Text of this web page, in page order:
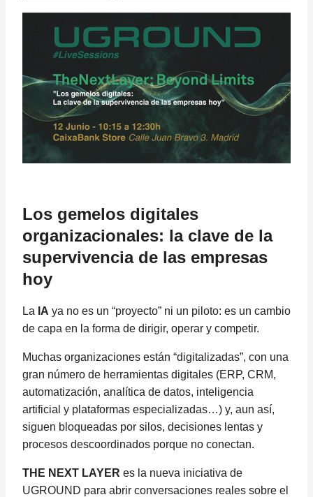
Los gemelos digitales
organizacionales: la clave de la
supervivencia de las empresas
hoy
La IA ya no es un “proyecto” ni un piloto: es un cambio
de capa en la forma de dirigir, operar y competir.
Muchas organizaciones están “digitalizadas”, con una
gran número de herramientas digitales (ERP, CRM,
automatización, analítica de datos, inteligencia
artificial y plataformas especializadas…) y, aun así,
siguen bloqueadas por silos, decisiones lentas y
procesos descoordinados porque no conectan.
THE NEXT LAYER es la nueva iniciativa de
UGROUND para abrir conversaciones reales sobre el